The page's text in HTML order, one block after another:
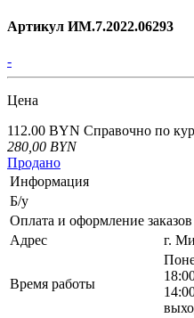
Артикул ИМ.7.2022.06293
-
Цена
112.00 BYN Справочно по
280,00 BYN
Продано
Информация
Б/у
Оплата и оформление заказов
Адрес
г.
Время работы